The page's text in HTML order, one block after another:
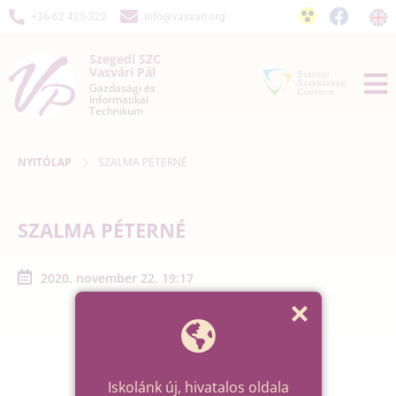
+36-62 425-322 info@vasvari.org
Szegedi SZC
Vasvári Pál
Gazdasági és
Informatikai
Technikum
NYITÓLAP SZALMA PÉTERNÉ
SZALMA PÉTERNÉ
2020. november 22. 19:17
Iskolánk új, hivatalos oldala